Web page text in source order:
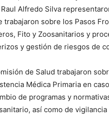
Alfredo Silva
trabajaron sobre los Pasos
Fito y Zoosanitarios y
y gestión de riesgos de
de Salud trabajaron
Médica Primaria en
de programas y
así como de